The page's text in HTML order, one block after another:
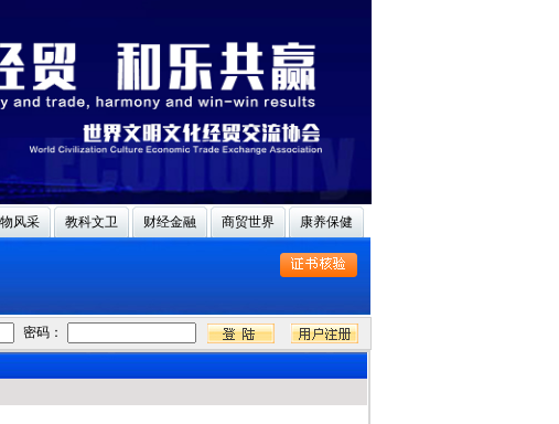
风采 教科文卫 财经金融 商贸世界 康养保健
密码：